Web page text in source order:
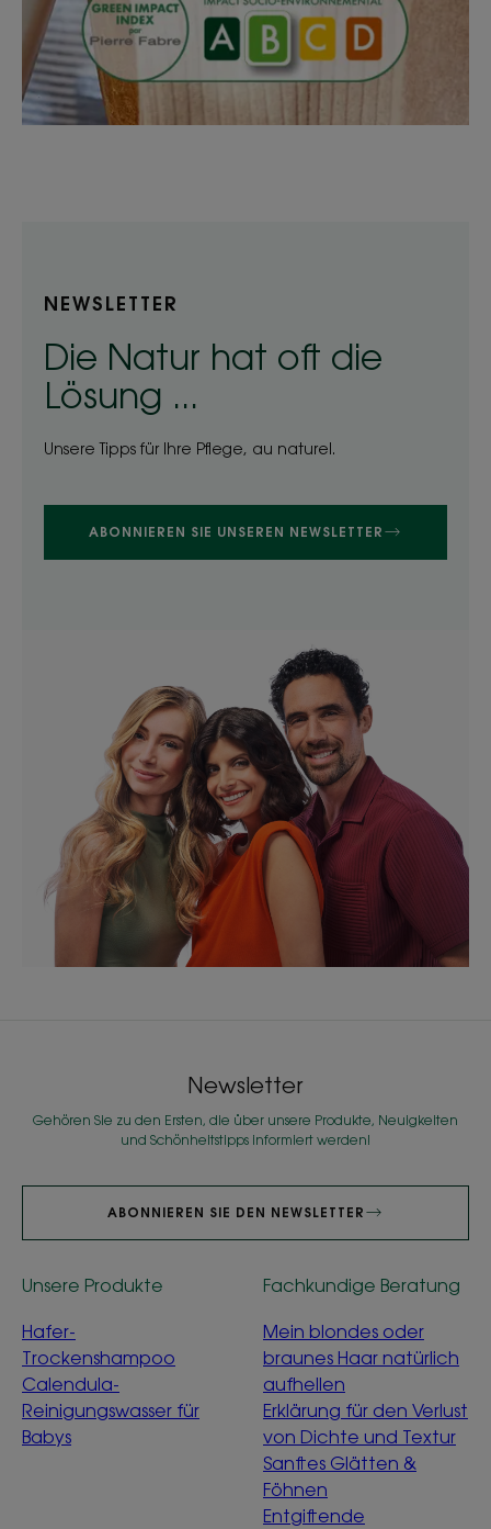
NEWSLETTER
Die Natur hat oft die
Lösung ...
Unsere Tipps für Ihre Pflege, au naturel.
ABONNIEREN SIE UNSEREN NEWSLETTER
Newsletter
Gehören Sie zu den Ersten, die über unsere Produkte, Neuigkeiten
und Schönheitstipps informiert werden!
ABONNIEREN SIE DEN NEWSLETTER
Unsere Produkte
Hafer-
Trockenshampoo
Calendula-
Reinigungswasser für
Babys
Fachkundige Beratung
Mein blondes oder
braunes Haar natürlich
aufhellen
Erklärung für den Verlust
von Dichte und Textur
Sanftes Glätten &
Föhnen
Entgiftende